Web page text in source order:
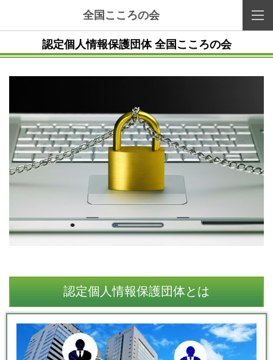
全国こころの会
認定個人情報保護団体 全国こころの会
認定個人情報保護団体とは